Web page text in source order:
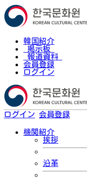
韓国紹介
掲示板
報道資料
会員登録
ログイン
ログイン 会員登録
機関紹介
挨拶
沿革